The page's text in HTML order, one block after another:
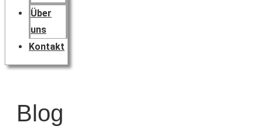
Über
uns
Kontakt
Blog